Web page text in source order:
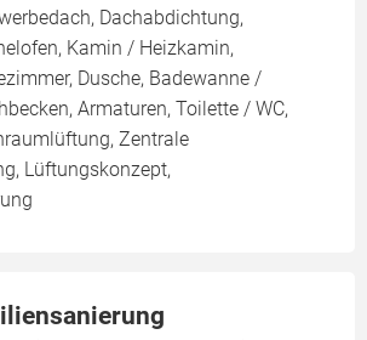
Dachabdichtung,
Kamin / Heizkamin,
Dusche, Badewanne /
Armaturen, Toilette / WC,
Zentrale
Lüftungskonzept,